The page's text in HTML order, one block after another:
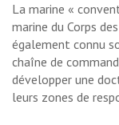
La marine «
marine du Corps
également connu
chaîne de
développer une
leurs zones de